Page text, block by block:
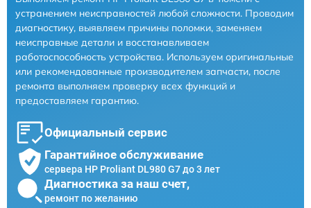
устранением неисправностей любой сложности. Проводим
диагностику, выявляем причины поломки, заменяем
неисправные детали и восстанавливаем
работоспособность устройства. Используем оригинальные
или рекомендованные производителем запчасти, после
ремонта выполняем проверку всех функций и
предоставляем гарантию.
Официальный сервис
Гарантийное обслуживание
сервера HP Proliant DL980 G7 до 3 лет
Диагностика за наш счет,
ремонт по желанию